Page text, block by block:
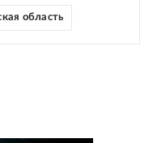
область